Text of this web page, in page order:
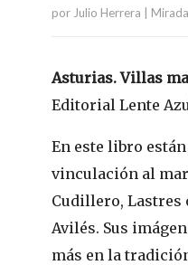
por Julio Herrera |
Asturias. Villas
Editorial Lente
En este libro
vinculación al mar
Cudillero, Lastres
Avilés. Sus
más en la